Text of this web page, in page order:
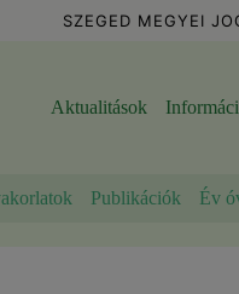
SZEGED MEGYEI
Aktualitások
Publikációk Év